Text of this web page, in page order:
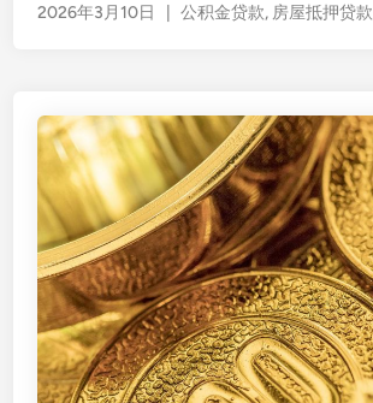
家
：
房
屋
抵
押
贷
款
与
公
积
2026年3月10日 公积金贷款, 房屋抵押贷款